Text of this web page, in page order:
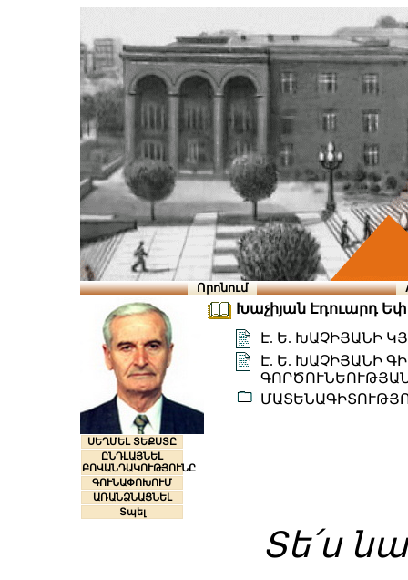
Որոնում
ՍԵՂՄԵԼ ՏԵՔՍՏԸ
ԸՆԴԼԱՅՆԵԼ
ԲՈՎԱՆԴԱԿՈՒԹՅՈՒՆԸ
ԳՈՒՆԱՓՈԽՈՒՄ
ԱՌԱՆՁՆԱՑՆԵԼ
Տպել
Խաչիյան Էդուարդ
Է. Ե. ԽԱՉԻՅԱՆԻ
Է. Ե. ԽԱՉԻՅԱՆԻ
Տե՛ս